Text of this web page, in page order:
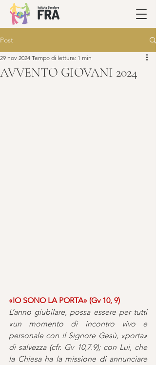
Post
AVVENTO GIOVANI 2024
29 nov 2024 Tempo di lettura: 1 min
«IO SONO LA PORTA» (Gv 10, 9)
L’anno giubilare, possa essere per tutti
«un momento di incontro vivo e
personale con il Signore Gesù, «porta»
di salvezza (cfr. Gv 10,7.9); con Lui, che
la Chiesa ha la missione di annunciare